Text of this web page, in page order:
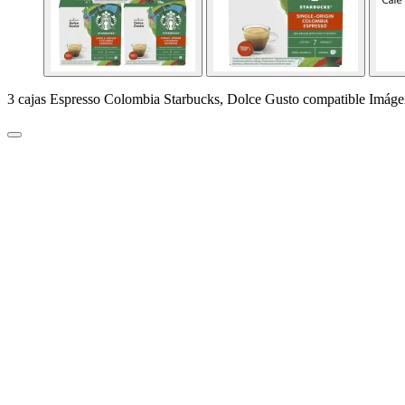
3 cajas Espresso Colombia Starbucks, Dolce Gusto compatible